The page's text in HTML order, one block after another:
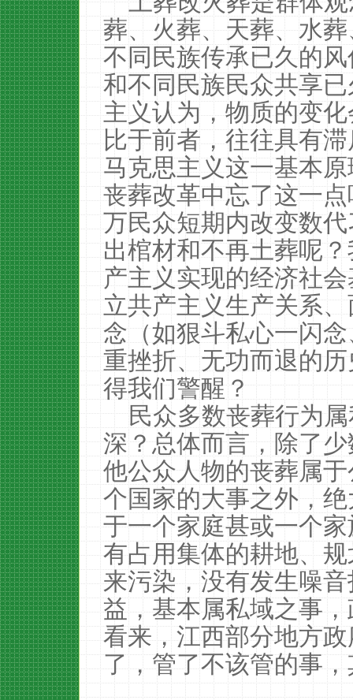
葬、火葬、天葬、水
不同民族传承已久的
和不同民族民众共享
主义认为，物质的变
比于前者，往往具有
马克思主义这一基本
丧葬改革中忘了这一
万民众短期内改变数
出棺材和不再土葬呢
产主义实现的经济社
立共产主义生产关系
念（如狠斗私心一闪
重挫折、无功而退的
得我们警醒？
民众多数丧葬行为
深？总体而言，除了
他公众人物的丧葬属
个国家的大事之外，
于一个家庭甚或一个
有占用集体的耕地、
来污染，没有发生噪
益，基本属私域之事
看来，江西部分地方
了，管了不该管的事